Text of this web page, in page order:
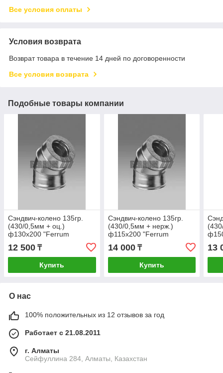
Все условия оплаты
Условия возврата
Возврат товара в течение 14 дней по договоренности
Все условия возврата
Подобные товары компании
Сэндвич-колено 135гр.
(430/0,5мм + оц.)
ф130х200 "Ferrum
12 500 ₸
Купить
Сэндвич-колено 135гр.
(430/0,5мм + нерж.)
ф115х200 "Ferrum
14 000₸
Купить
13
О нас
100% положительных из 12 отзывов за год
Работает с 21.08.2011
г. Алматы
Сейфуллина 284, Алматы, Казахстан